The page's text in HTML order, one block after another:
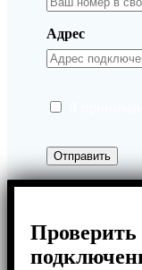
Адрес
Я
Проверить